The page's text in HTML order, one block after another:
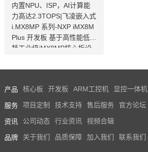
内置NPU、ISP，AI计算能
力高达2.3TOPS|飞凌嵌入式
i.MX8MP 系列-NXP iMX8M
Plus 开发板 基于高性能低功
耗工业级iMX8MP核心板设
接口。iMX8MP开发板内置N
支持4K，支持双图像信号处
理器（ISP），是一款支持Li
MX8MP开发板。
产品 核心板 开发板 ARM工控机 显控一体机
服务 项目定制 技术支持 售后服务 官方论坛
资讯 公司动态 行业资讯 视频合辑
品牌 关于我们 品质保障 加入我们 联系我们